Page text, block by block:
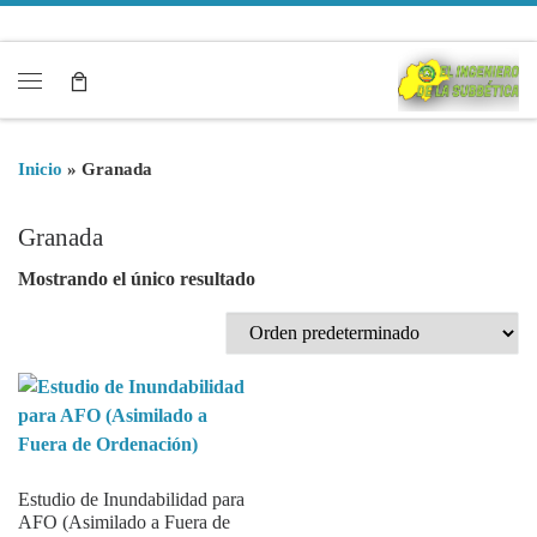
Inicio » Granada
Granada
Mostrando el único resultado
Estudio de Inundabilidad para
AFO (Asimilado a Fuera de